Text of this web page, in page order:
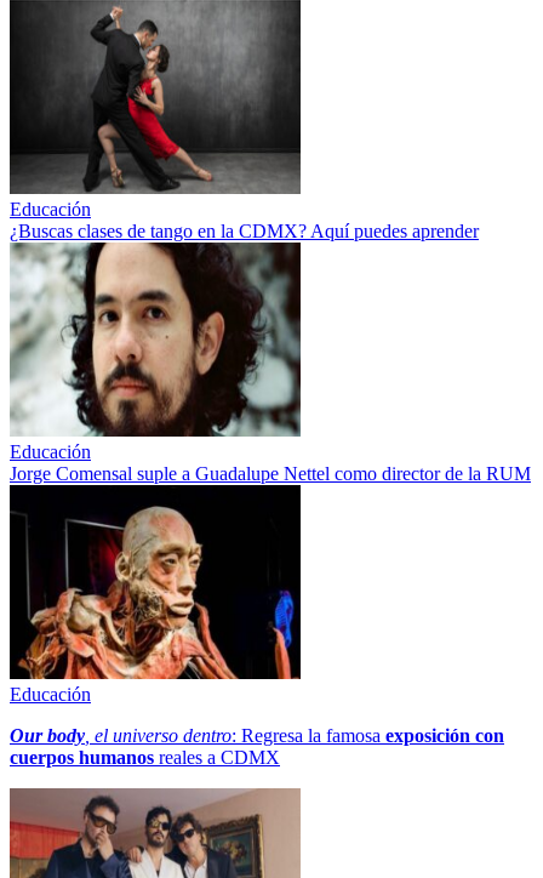
Educación
¿Buscas clases de tango en la CDMX? Aquí puedes aprender
Educación
Jorge Comensal suple a Guadalupe Nettel como director de la RUM
Educación
Our body , el universo dentro: Regresa la famosa exposición con
cuerpos humanos reales a CDMX